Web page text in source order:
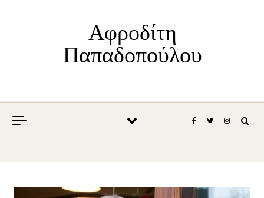
Αφροδίτη
Παπαδοπούλου